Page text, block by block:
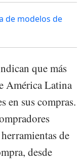
de modelos de
que más
América Latina
en sus compras.
de
desde